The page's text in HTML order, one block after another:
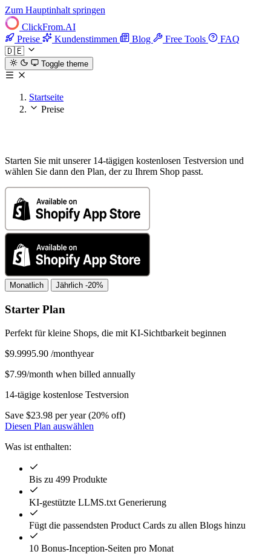
Zum Hauptinhalt springen
ClickFrom.AI
Preise
Kundenstimmen Blog Free Tools
FAQ
🇩🇪
Toggle theme
Startseite
Preise
Starten Sie mit unserer 14-tägigen kostenlosen Testversion und
wählen Sie dann den Plan, der zu Ihrem Shop passt.
Monatlich Jährlich -20%
Starter Plan
Perfekt für kleine Shops, die mit KI-Sichtbarkeit beginnen
$9.9995.90 /monthyear
$7.99/month when billed annually
14-tägige kostenlose Testversion
Save $23.98 per year (20% off)
Diesen Plan auswählen
Was ist enthalten:
Bis zu 499 Produkte
KI-gestützte LLMS.txt Generierung
Fügt die passendsten Product Cards zu allen Blogs hinzu
10 Bonus-Inception-Seiten pro Monat